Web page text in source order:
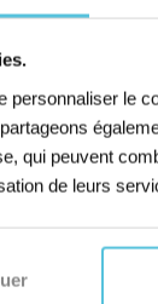
personnaliser le
qui peuvent
de leurs
chargepar
et une
ou des
un autre